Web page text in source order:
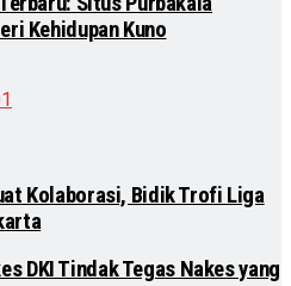
Kehidupan Kuno
Kolaborasi, Bidik Trofi Liga
DKI Tindak Tegas Nakes yang